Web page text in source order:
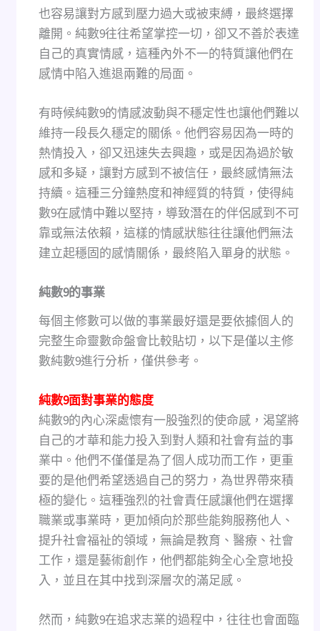
也容易讓對方感到壓力過大或被束縛，最終選擇
離開。純數9往往希望掌控一切，卻又不善於表達
自己的真實情感，這種內外不一的特質讓他們在
感情中陷入進退兩難的局面。
有時候純數9的情感波動與不穩定性也讓他們難以
維持一段長久穩定的關係。他們容易因為一時的
熱情投入，卻又迅速失去興趣，或是因為過於敏
感和多疑，讓對方感到不被信任，最終感情無法
持續。這種三分鐘熱度和神經質的特質，使得純
數9在感情中難以堅持，導致潛在的伴侶感到不可
靠或無法依賴，這樣的情感狀態往往讓他們無法
建立起穩固的感情關係，最終陷入單身的狀態。
純數9的事業
每個主修數可以做的事業最好還是要依據個人的
完整生命靈數命盤會比較貼切，以下是僅以主修
數純數9進行分析，僅供參考。
純數9面對事業的態度
純數9的內心深處懷有一股強烈的使命感，渴望將
自己的才華和能力投入到對人類和社會有益的事
業中。他們不僅僅是為了個人成功而工作，更重
要的是他們希望透過自己的努力，為世界帶來積
極的變化。這種強烈的社會責任感讓他們在選擇
職業或事業時，更加傾向於那些能夠服務他人、
提升社會福祉的領域，無論是教育、醫療、社會
工作，還是藝術創作，他們都能夠全心全意地投
入，並且在其中找到深層次的滿足感。
然而，純數9在追求志業的過程中，往往也會面臨